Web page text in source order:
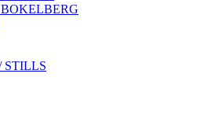
STILLS